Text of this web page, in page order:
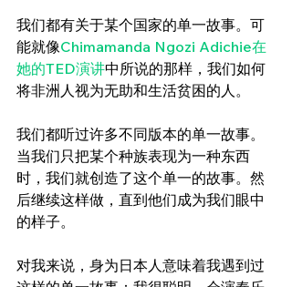
我们都有关于某个国家的单一故事。可
能就像Chimamanda Ngozi Adichie在
她的TED演讲中所说的那样，我们如何
将非洲人视为无助和生活贫困的人。
我们都听过许多不同版本的单一故事。
当我们只把某个种族表现为一种东西
时，我们就创造了这个单一的故事。然
后继续这样做，直到他们成为我们眼中
的样子。
对我来说，身为日本人意味着我遇到过